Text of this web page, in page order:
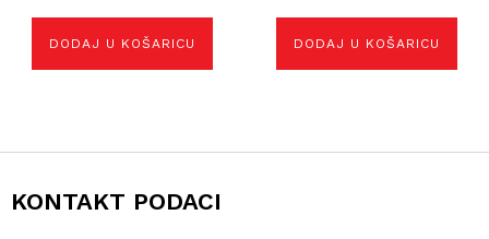
DODAJ U KOŠARICU DODAJ U KOŠARICU
KONTAKT PODACI